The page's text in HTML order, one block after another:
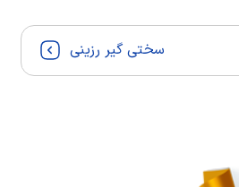
سختی گیر رزینی